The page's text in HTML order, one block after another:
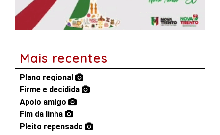
Mais recentes
Plano regional
Firme e decidida
Apoio amigo
Fim da linha
Pleito repensado